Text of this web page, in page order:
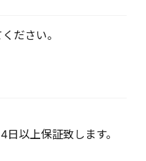
ださい。
以上保証致します。